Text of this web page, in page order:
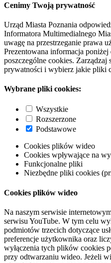
Cenimy Twoją prywatność
Urząd Miasta Poznania
Informatora Multimedialnego
uwagę na przestrzeganie prawa
Prezentowana informacja
poszczególne cookies.
prywatności i wybierz jakie pliki
Wybrane pliki cookies:
Wszystkie
Rozszerzone
Podstawowe
Cookies plików wideo
Cookies wpływające na
Funkcjonalne pliki
Niezbędne pliki cookies
Cookies plików wideo
Na naszym serwisie
serwisu YouTube. W tym celu
podmiotów trzecich dotyczące
preferencje użytkownika oraz
wyłączenia tych plików cookies
przy odtwarzaniu wideo. Jeżeli